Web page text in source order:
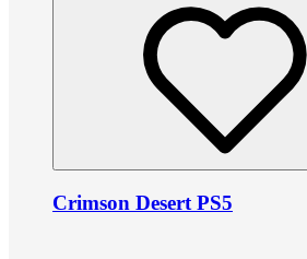
Crimson Desert PS5